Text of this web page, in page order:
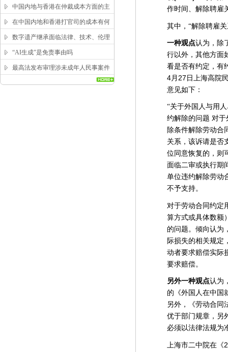
中国内地与香港在仲裁成本方面的主
要区别
在中国内地和香港打官司的成本有何
区别？
数字遗产继承面临法律、技术、伦理
三重困局，该如何突破？
“AI生成”是免责事由吗
最高法发布审理涉未成年人民事案件
作时间、解除聘雇
其中，“解除聘雇
一种观点认为，除
行以外，其他方面
看是否有约定，有
4 月 27 日上海高院
意见如下：
“关于外国人与用
约解除的问题 对于
除条件解除劳动合
关系，该诉请是否
位同意恢复的，则
面临二审或执行期
单位违约解除劳动
不予支持。
对于劳动合同约定
算方式或具体数额
的问题。倾向认为
际损失的相关规定
动者要求赔偿实际
要求赔偿。
另外一种观点认为
的《外国人在中国
另外，《劳动合同
优于部门规章，另
必须以法律法规为
上海市二中院在《